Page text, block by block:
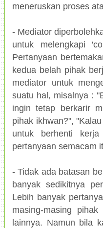
meneruskan proses
- Mediator
untuk melengkapi
Pertanyaan
kedua belah pihak
mediator untuk
suatu hal, misalnya :
ingin tetap berkarir
pihak ikhwan?",
untuk berhenti
pertanyaan semacam
- Tidak ada batasan
banyak sedikitnya
Lebih banyak
masing-masing
lainnya. Namun bila